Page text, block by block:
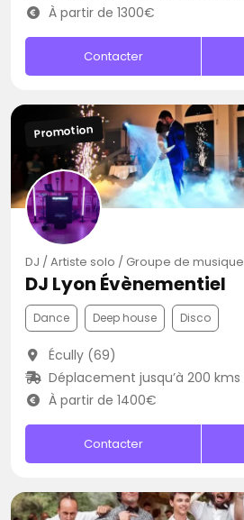
À partir de 1300€
Contacter
Promotion
DJ / Artiste solo / Groupe de musique
DJ Lyon Évènementiel
Dance Deep house Disco
Écully (69)
Déplacement jusqu’à 200 kms
À partir de 1400€
Contacter